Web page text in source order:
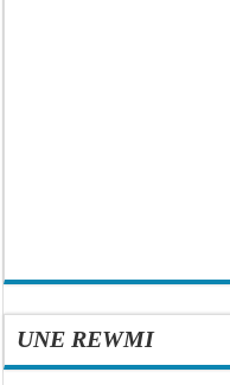
UNE REWMI